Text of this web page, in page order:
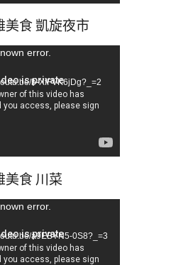
美食 凱旋夜市
error.
b-XfFVK6jDg?_=2
美食 川菜
error.
a9EBYN5-0S8?_=3